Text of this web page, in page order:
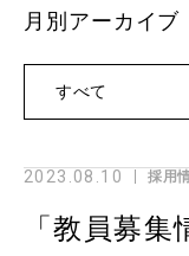
2023.08.10 採用
「教員募
月別アーカイブ
すべて